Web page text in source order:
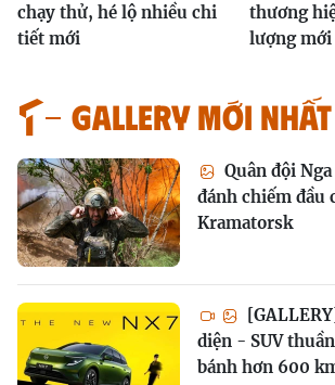
chạy thử, hé lộ nhiều chi
tiết mới
thương
lượng
GALLERY MỚI NHẤT
Quân đội
đánh chiếm đầu
Kramatorsk
diện - SUV
bánh hơn 600